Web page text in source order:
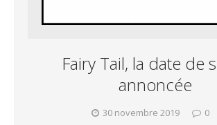
Fairy Tail, la date de
annoncée
30 novembre 2019 0